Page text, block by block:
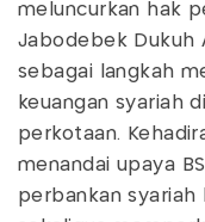
meluncurkan hak
Jabodebek Dukuh
sebagai langkah
keuangan syariah
perkotaan.
menandai upaya
perbankan syariah